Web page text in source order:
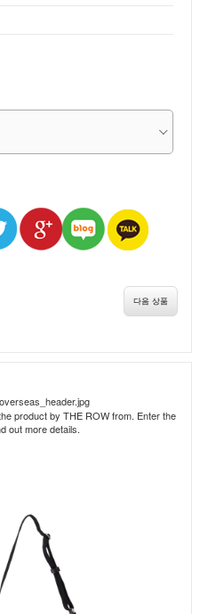
다음 상품
product by THE ROW from. Enter the
out more details.